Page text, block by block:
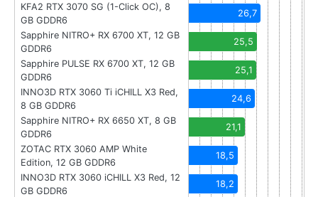
KFA2 RTX 3070 SG (1-Click OC), 8
GB GDDR6
26,7
Sapphire NITRO+ RX 6700 XT, 12 GB
GDDR6
25,5
Sapphire PULSE RX 6700 XT, 12 GB
GDDR6
25,1
INNO3D RTX 3060 Ti iCHILL X3 Red,
8 GB GDDR6
24,6
Sapphire NITRO+ RX 6650 XT, 8 GB
GDDR6
21,1
ZOTAC RTX 3060 AMP White
Edition, 12 GB GDDR6
18,5
INNO3D RTX 3060 iCHILL X3 Red, 12
GB GDDR6
18,2